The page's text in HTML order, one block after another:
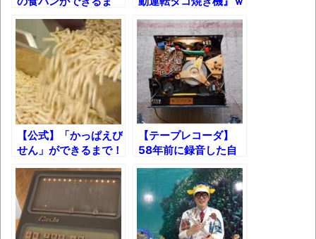
バージョンアップ情報更新 AOMEI
Backupper Standard 8.3.0 などバージョンア
ップ
高嶋ちさ子、ダウン症の姉が暴行事件！事
件の一部始終と衝撃の結末
【呆然】北海道旅行ワイ「ウニイクラ丼特
盛で食うぞ！！！うおおおおおおお
お！！！！！」→結
果･････････････････････････････
【動画】カニ、ちょっかい出してきた陰に
ブチギレ
【公式】「かっぱえび
せん」ができるまで！
【テープレコーダ】
58年前に録音した自